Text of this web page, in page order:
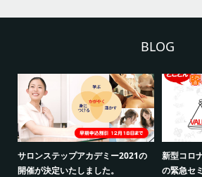
BLOG
プアカデミー2021の
たしました。
新型コロナでサロンが生
の緊急セミナー